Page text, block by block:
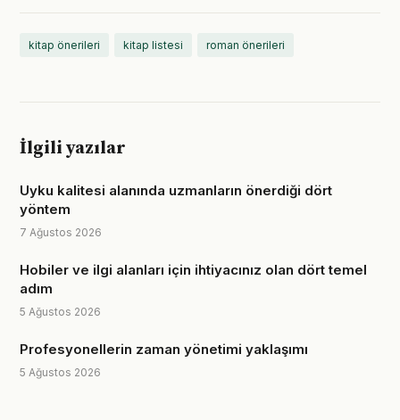
kitap önerileri kitap listesi roman önerileri
İlgili yazılar
Uyku kalitesi alanında uzmanların önerdiği dört
yöntem
7 Ağustos 2026
Hobiler ve ilgi alanları için ihtiyacınız olan dört temel
adım
5 Ağustos 2026
Profesyonellerin zaman yönetimi yaklaşımı
5 Ağustos 2026